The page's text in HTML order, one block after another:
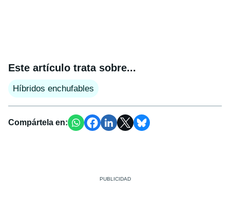
Este artículo trata sobre...
Híbridos enchufables
Compártela en: